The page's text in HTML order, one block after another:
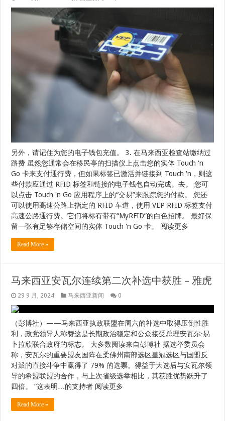
另外，请记住为您的电子钱包充值。 3. 在马来西亚检查站缴纳过
路费 虽然您通常会在移民亭的扫描仪上点击您的实体 Touch 'n
Go 卡来支付通行费，但如果标签已激活并链接到 Touch 'n，则这
些付款应通过 RFID 标签和链接的电子钱包自动完成。去。 您可
以点击 Touch 'n Go 应用程序上的“交易”来跟踪您的付款。 您还
可以使用高速公路上指定的 RFID 车道，使用 VEP RFID 标签支付
高速公路通行费。它们将标有带有“MyRFID”的白色招牌。 最好保
留一张有足够存储空间的实体 Touch 'n Go 卡。 阅读更多
Read More »
马来西亚安瓦尔连续第二次补选中获胜 – 雅虎
29 9 月, 2024 马来西亚新闻 0
（彭博社）——马来西亚执政联盟在周六的补选中取得压倒性胜
利，政党领导人称赞这是长期政治稳定和公众接受总理安瓦尔·易
卜拉欣联合政府的标志。 大多数阅读来自彭博社 据选举委员会
称，安瓦尔的重要盟友国阵在柔佛州南部选区皇冠选区与国盟反
对派的直接斗争中赢得了 79% 的选票。得益于大选后与安瓦尔领
导的希盟联盟的合作，与上次省级选举相比，其获胜优势跃升了
四倍。 “这表明…的支持者 阅读更多
Read More »